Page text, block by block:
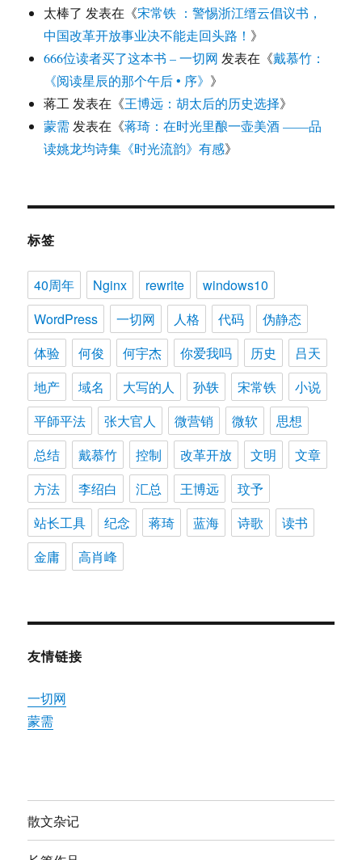
太棒了 发表在《宋常铁 ：警惕浙江缙云倡议书，
中国改革开放事业决不能走回头路！ 》
666位读者买了这本书 – 一切网 发表在《戴慕竹：
《阅读星辰的那个午后 • 序》 》
蒋工 发表在《王博远：胡太后的历史选择》
蒙需 发表在《蒋琦：在时光里酿一壶美酒 ——品
读姚龙均诗集《时光流韵》有感》
标签
40周年 Nginx rewrite
windows10
WordPress
一切网 人格 代码
伪静态
体验
何俊 何宇杰 你爱我吗 历史
吕天
地产
域名 大写的人 孙轶 宋常铁
小说
平師平法
张大官人 微营销 微软
思想
总结
戴慕竹 控制 改革开放 文明
文章
方法
李绍白 汇总 王博远
玟予
站长工具
纪念 蒋琦 蓝海 诗歌
读书
金庸
高肖峰
友情链接
一切网
蒙需
散文杂记